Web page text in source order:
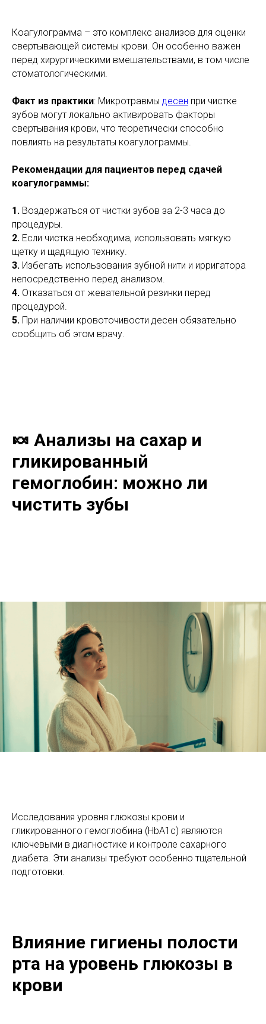
Коагулограмма – это комплекс анализов для оценки
свертывающей системы крови. Он особенно важен
перед хирургическими вмешательствами, в том числе
стоматологическими.
Факт из практики: Микротравмы десен при чистке
зубов могут локально активировать факторы
свертывания крови, что теоретически способно
повлиять на результаты коагулограммы.
Рекомендации для пациентов перед сдачей
коагулограммы:
1. Воздержаться от чистки зубов за 2-3 часа до
процедуры.
2. Если чистка необходима, использовать мягкую
щетку и щадящую технику.
3. Избегать использования зубной нити и ирригатора
непосредственно перед анализом.
4. Отказаться от жевательной резинки перед
процедурой.
5. При наличии кровоточивости десен обязательно
сообщить об этом врачу.
🍬 Анализы на сахар и
гликированный
гемоглобин: можно ли
чистить зубы
Исследования уровня глюкозы крови и
гликированного гемоглобина (HbA1c) являются
ключевыми в диагностике и контроле сахарного
диабета. Эти анализы требуют особенно тщательной
подготовки.
Влияние гигиены полости
рта на уровень глюкозы в
крови